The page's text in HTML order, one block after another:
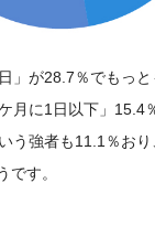
」が28.7％でもっ
月に1日以下」15.4
う強者も11.1％お
です。